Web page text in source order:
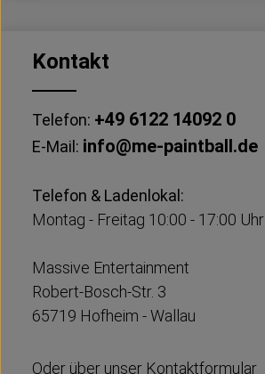
Kontakt
Telefon: +49 6122 14092 0
E-Mail: info@me-paintball.de
Telefon & Ladenlokal:
Montag - Freitag 10:00 - 17:00 Uhr
Massive Entertainment
Robert-Bosch-Str. 3
65719 Hofheim - Wallau
Oder über unser Kontaktformular